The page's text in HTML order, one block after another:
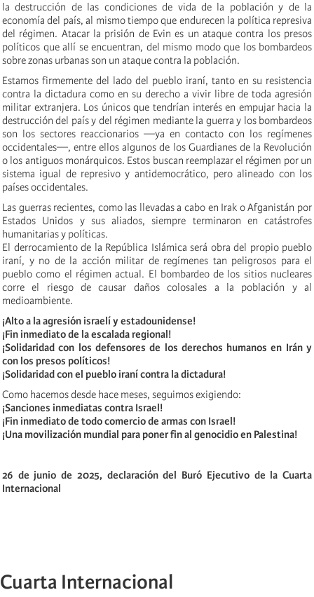
la destrucción de las condiciones de vida de la población y de la
economía del país, al mismo tiempo que endurecen la política represiva
del régimen. Atacar la prisión de Evin es un ataque contra los presos
políticos que allí se encuentran, del mismo modo que los bombardeos
sobre zonas urbanas son un ataque contra la población.
Estamos firmemente del lado del pueblo iraní, tanto en su resistencia
contra la dictadura como en su derecho a vivir libre de toda agresión
militar extranjera. Los únicos que tendrían interés en empujar hacia la
destrucción del país y del régimen mediante la guerra y los bombardeos
son los sectores reaccionarios —ya en contacto con los regímenes
occidentales—, entre ellos algunos de los Guardianes de la Revolución
o los antiguos monárquicos. Estos buscan reemplazar el régimen por un
sistema igual de represivo y antidemocrático, pero alineado con los
países occidentales.
Las guerras recientes, como las llevadas a cabo en Irak o Afganistán por
Estados Unidos y sus aliados, siempre terminaron en catástrofes
humanitarias y políticas.
El derrocamiento de la República Islámica será obra del propio pueblo
iraní, y no de la acción militar de regímenes tan peligrosos para el
pueblo como el régimen actual. El bombardeo de los sitios nucleares
corre el riesgo de causar daños colosales a la población y al
medioambiente.
¡Alto a la agresión israelí y estadounidense!
¡Fin inmediato de la escalada regional!
¡Solidaridad con los defensores de los derechos humanos en Irán y
con los presos políticos!
¡Solidaridad con el pueblo iraní contra la dictadura!
Como hacemos desde hace meses, seguimos exigiendo:
¡Sanciones inmediatas contra Israel!
¡Fin inmediato de todo comercio de armas con Israel!
¡Una movilización mundial para poner fin al genocidio en Palestina!
26 de junio de 2025, declaración del Buró Ejecutivo de la Cuarta
Internacional
Cuarta Internacional